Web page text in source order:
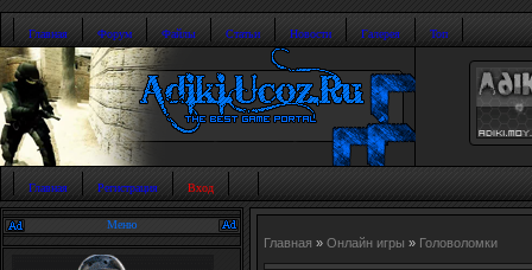
Главная Форум Файлы Статьи Новости Галерея Топ
Главная Регистрация Вход
Меню
Главная » Онлайн игры » Головоломки